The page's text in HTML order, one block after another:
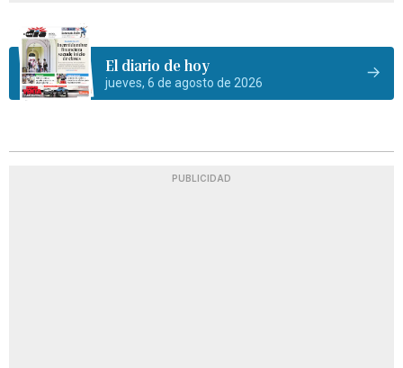
El diario de hoy
jueves, 6 de agosto de 2026
PUBLICIDAD